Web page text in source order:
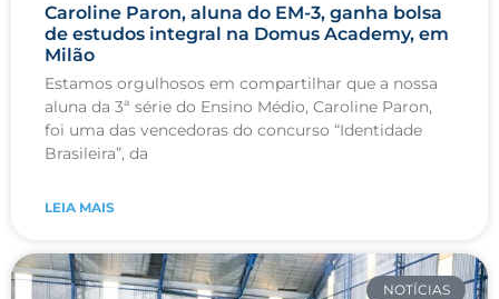
Caroline Paron, aluna do EM-3, ganha bolsa
de estudos integral na Domus Academy, em
Milão
Estamos orgulhosos em compartilhar que a nossa
aluna da 3ª série do Ensino Médio, Caroline Paron,
foi uma das vencedoras do concurso “Identidade
Brasileira”, da
LEIA MAIS
NOTÍCIAS